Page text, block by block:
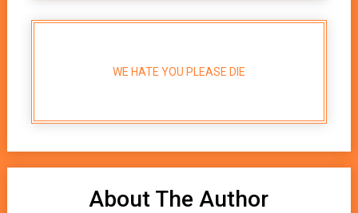
WE HATE YOU PLEASE DIE
About The Author